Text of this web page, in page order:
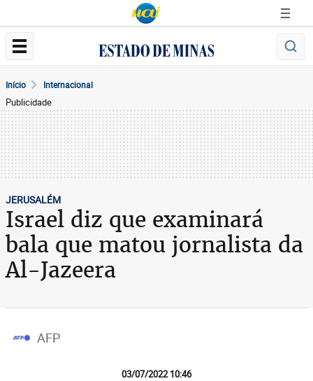
Início Internacional
Publicidade
JERUSALÉM
Israel diz que examinará
bala que matou jornalista da
Al-Jazeera
AFP
03/07/2022 10:46